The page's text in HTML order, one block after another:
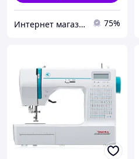
Интернет магазин "Техника" 75%